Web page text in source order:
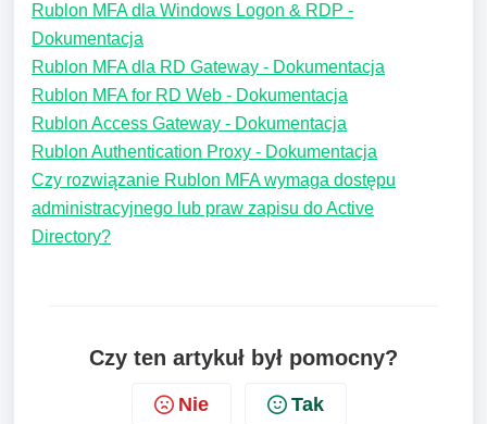
Rublon MFA dla Windows Logon & RDP -
Dokumentacja
Rublon MFA dla RD Gateway - Dokumentacja
Rublon MFA for RD Web - Dokumentacja
Rublon Access Gateway - Dokumentacja
Rublon Authentication Proxy - Dokumentacja
Czy rozwiązanie Rublon MFA wymaga dostępu
administracyjnego lub praw zapisu do Active
Directory?
Czy ten artykuł był pomocny?
Nie Tak